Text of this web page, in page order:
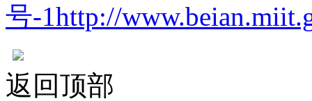
号-1http://
返回顶部